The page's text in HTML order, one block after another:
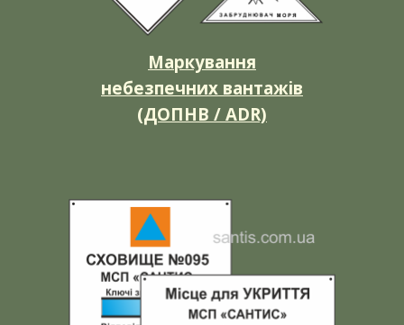
Маркування
небезпечних вантажів
(ДОПНВ / ADR)